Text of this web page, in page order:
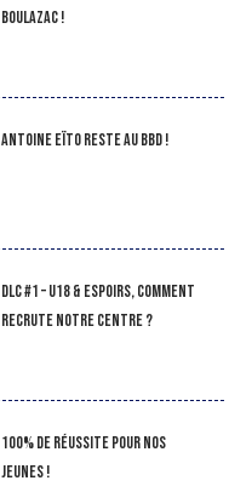
Boulazac !
Antoine Eïto reste au BBD !
DLC #1 – U18 & Espoirs, comment
recrute notre Centre ?
100% de réussite pour nos
jeunes !